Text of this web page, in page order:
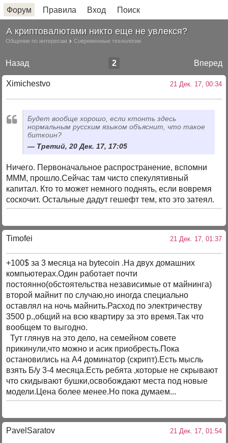
Форум Правила Вход Поиск
А криптовалютами никто еще не увлекся?
Общение по интересам Современные технологии
Назад Вперед
2
Ximichestvo 21 Дек. 17, 00:34
Будет вообще хорошо, если ктонть здесь
нормальным русским языком объяснит, что такое
биткоин?
Третий, 20 Дек. 17, 17:05
Ничего. Первоначальное распространение, вспомни
МММ, прошло.Сейчас там чисто спекулятивный
капитал. Кто то может немного поднять, если вовремя
соскочит. Остальные дадут гешефт тем, кто это затеял.
Timofei 21 Дек. 17, 01:37
+100$ за 3 месяца на bytecoin .На двух домашних
компьютерах.Один работает почти
постоянно(обстоятельства независимые от майнинга)
второй майнит по случаю,но иногда специально
оставлял на ночь майнить.Расход по электричеству
3500 р.,общий на всю квартиру за это время.Так что
вообщем то выгодно.
Тут глянув на это дело, на семейном совете
прикинули,что можно и асик приобресть.Пока
остановились на А4 доминатор (скрипт).Есть мысль
взять Б/у 3-4 месяца.Есть ребята ,которые не скрывают
что скидывают бушки,освобождают места под новые
модели.Цена более менее.Но пока думаем...
PavelSaratov 21 Дек. 17, 01:54